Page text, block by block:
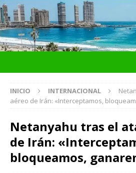
INICIO INTERNACIONAL
aéreo de Irán: «Interceptamos,
Netanyahu tras el
de Irán:
bloqueamos,